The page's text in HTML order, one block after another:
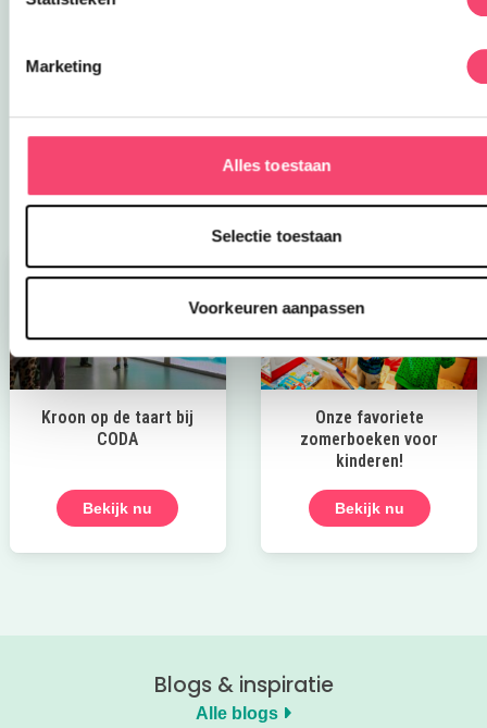
Marketing
Alles toestaan
Selectie toestaan
Voorkeuren aanpassen
een ritje in het treinje en race van de glijbaan. Bij mooi
Ontdek deze leuke speeltuin
Kroon op de taart bij
CODA
Bekijk nu
Onze favoriete
zomerboeken voor
kinderen!
Bekijk nu
Blogs & inspiratie
Alle blogs